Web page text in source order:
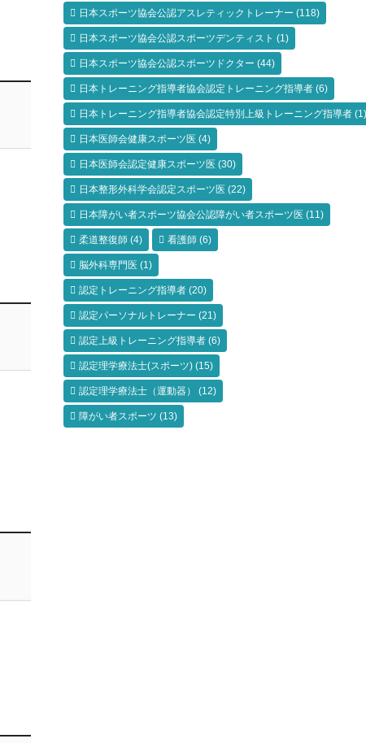
日本スポーツ協会公認アスレティックトレーナー (118)
日本スポーツ協会公認スポーツデンティスト (1)
日本スポーツ協会公認スポーツドクター (44)
日本トレーニング指導者協会認定トレーニング指導者 (6)
日本トレーニング指導者協会認定特別上級トレーニング指導者 (1)
日本医師会健康スポーツ医 (4)
日本医師会認定健康スポーツ医 (30)
日本整形外科学会認定スポーツ医 (22)
日本障がい者スポーツ協会公認障がい者スポーツ医 (11)
柔道整復師 (4) 看護師 (6)
脳外科専門医 (1)
認定トレーニング指導者 (20)
認定パーソナルトレーナー (21)
認定上級トレーニング指導者 (6)
認定理学療法士(スポーツ) (15)
認定理学療法士（運動器） (12)
障がい者スポーツ (13)